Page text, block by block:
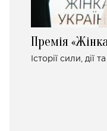
Премія
Історії сили, дії